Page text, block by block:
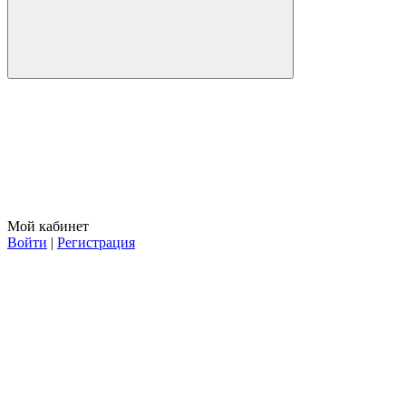
Мой кабинет
Войти | Регистрация